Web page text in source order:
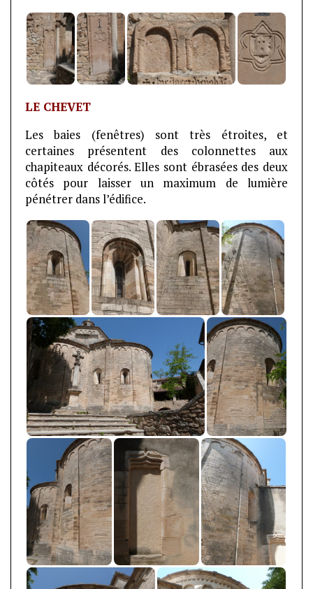
LE CHEVET
Les baies (fenêtres) sont très étroites, et
certaines présentent des colonnettes aux
chapiteaux décorés. Elles sont ébrasées des deux
côtés pour laisser un maximum de lumière
pénétrer dans l’édifice.